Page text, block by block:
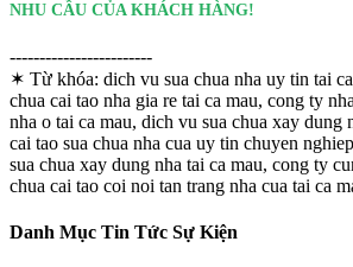
NHU CẦU CỦA KHÁCH HÀNG!
------------------------
✶ Từ khóa: dich vu sua chua nha uy tin tai
chua cai tao nha gia re tai ca mau, cong ty
nha o tai ca mau, dich vu sua chua xay dung
cai tao sua chua nha cua uy tin chuyen
sua chua xay dung nha tai ca mau, cong ty
chua cai tao coi noi tan trang nha cua tai ca
Danh Mục Tin Tức Sự Kiện